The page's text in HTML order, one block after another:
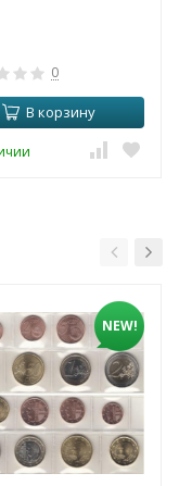
0
В корзину
NEW!